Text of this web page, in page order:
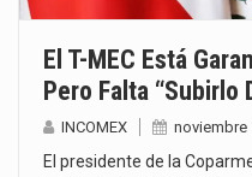
El T-MEC Está
Pero Falta “subirlo
INCOMEX noviembre
El presidente de la